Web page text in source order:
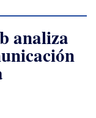
analiza